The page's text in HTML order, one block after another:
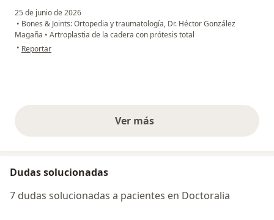
25 de junio de 2026
• Bones & Joints: Ortopedia y traumatología, Dr. Héctor González
Magaña • Artroplastia de la cadera con prótesis total
• en opinión del usuario Yazmin Cid de León
Reportar
Ver másopiniones anteriores
Dudas solucionadas
7 dudas solucionadas a pacientes en Doctoralia